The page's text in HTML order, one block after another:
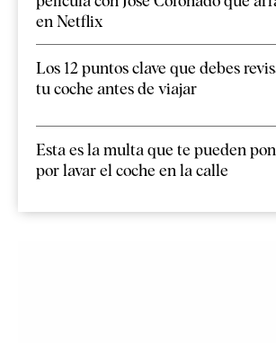
en Netflix
Los 12 puntos clave que debes
tu coche antes de viajar
Esta es la multa que te pueden
por lavar el coche en la calle